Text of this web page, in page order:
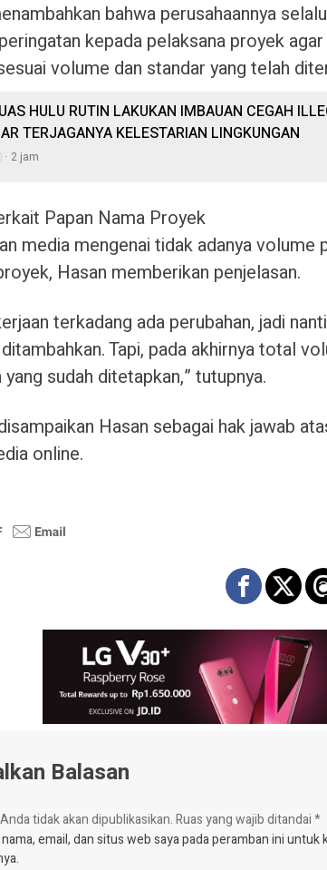
bahwa perusahaannya
kepada pelaksana proyek
volume dan standar yang telah
HULU RUTIN LAKUKAN IMBAUAN CEGAH
TERJAGANYA KELESTARIAN LINGKUNGAN
2 jam
Papan Nama Proyek
media mengenai tidak adanya volume
Hasan memberikan penjelasan.
terkadang ada perubahan, jadi
Tapi, pada akhirnya total
yang sudah ditetapkan,” tutupnya.
Hasan sebagai hak jawab
online.
Balasan
tidak akan dipublikasikan.Ruas yang wajib ditandai*
email, dan situs web saya pada peramban ini untuk